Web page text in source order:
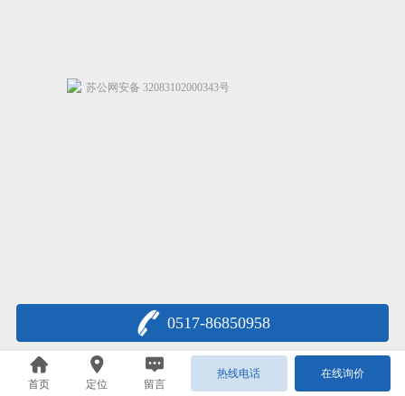
0517-86850958
首页 定位 留言
热线电话 在线询价
苏公网安备 32083102000343号